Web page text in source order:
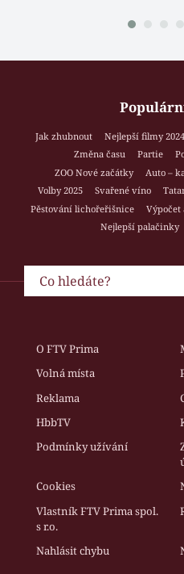
Jak zhubnout Nejlepší filmy 2024
Změna času
Partie
ZOO Nové začátky
Auto –
Volby 2025
Svařené víno
Pěstování lichořeřišnice
Výpočet
Nejlepší palačinky
O FTV Prima
Volná místa
Reklama
HbbTV
Podmínky užívání
Cookies
Vlastník FTV Prima spol.
s r.o.
Nahlásit chybu